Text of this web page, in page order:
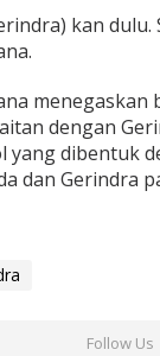
kan dulu.
menegaskan
dengan
yang dibentuk
dan Gerindra
Follow Us